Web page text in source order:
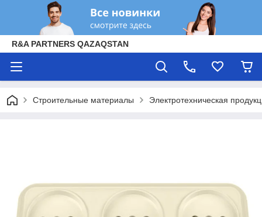
R&A PARTNERS QAZAQSTAN
Строительные материалы Электротехническая